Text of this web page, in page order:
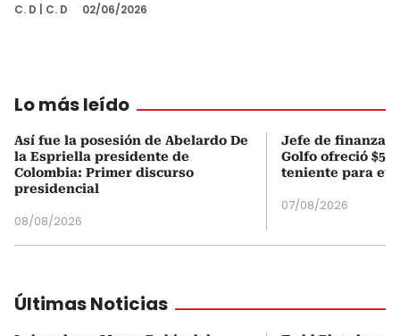
C. D C. D 02/06/2026
Lo más leído
Así fue la posesión de Abelardo De
la Espriella presidente de
Colombia: Primer discurso
presidencial
08/08/2026
Jefe de finanzas
Golfo ofreció
teniente para
07/08/2026
Últimas Noticias